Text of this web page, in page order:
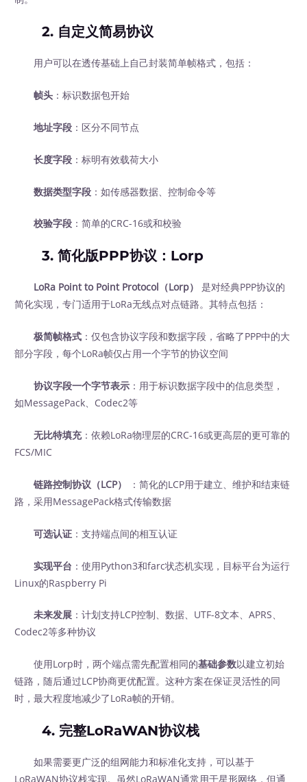
2. 自定义简易协议
用户可以在透传基础上自己封装简单帧格式，包括：
帧头 ：标识数据包开始
地址字段 ：区分不同节点
长度字段 ：标明有效载荷大小
数据类型字段 ：如传感器数据、控制命令等
校验字段 ：简单的CRC-16或和校验
3. 简化版PPP协议：Lorp
LoRa Point to Point Protocol（Lorp）
‍ 是对经典PPP协议的
简化实现，专门适用于LoRa无线点对点链路。其特点包括：
极简帧格式 ：仅包含协议字段和数据字段，省略了PPP中的大
部分字段，每个LoRa帧仅占用一个字节的协议空间
协议字段一个字节表示 ：用于标识数据字段中的信息类型，
如MessagePack、Codec2等
无比特填充：依赖LoRa物理层的CRC-16或更高层的更可靠的
FCS/MIC
链路控制协议（LCP）
‍ ：简化的LCP用于建立、维护和结束链
路，采用MessagePack格式传输数据
可选认证 ：支持端点间的相互认证
实现平台 ：使用Python3和farc状态机实现，目标平台为运行
Linux的Raspberry Pi
未来发展 ：计划支持LCP控制、数据、UTF-8文本、APRS、
Codec2等多种协议
使用Lorp时，两个端点需先配置相同的基础参数以建立初始
链路，随后通过LCP协商更优配置。这种方案在保证灵活性的同
时，最大程度地减少了LoRa帧的开销。
4. 完整LoRaWAN协议栈
如果需要更广泛的组网能力和标准化支持，可以基于
LoRaWAN协议栈实现。虽然LoRaWAN通常用于星形网络，但通